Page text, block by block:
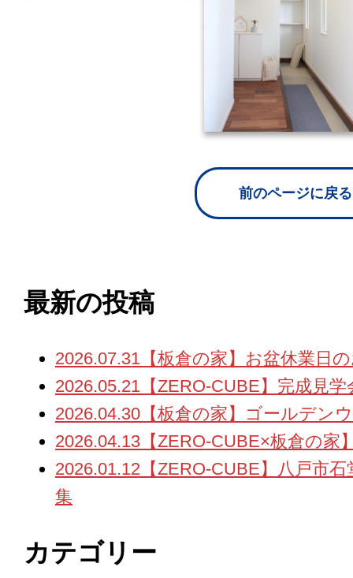
前のページに戻る
最新の投稿
2026.07.31 【板倉の家】お盆休業日
2026.05.21 【ZERO-CUBE】完成見
2026.04.30 【板倉の家】ゴールデン
2026.04.13 【ZERO-CUBE×板倉の家
2026.01.12 【ZERO-CUBE】八戸市
集
カテゴリー